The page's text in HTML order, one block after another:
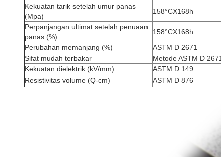
Kekuatan tarik setelah umur panas
(Mpa)
158°CX168h
Perpanjangan ultimat setelah penuaan
panas (%)
158°CX168h
Perubahan memanjang (%)
ASTM D 2671
Sifat mudah terbakar
Metode ASTM D
Kekuatan dielektrik (kV/mm)
ASTM D 149
Resistivitas volume (Q-cm)
ASTM D 876